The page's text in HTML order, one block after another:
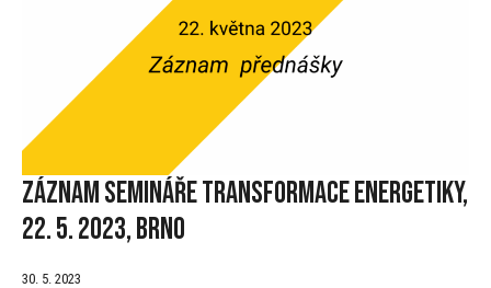
Záznam semináře Transformace energetiky,
22. 5. 2023, Brno
30. 5. 2023